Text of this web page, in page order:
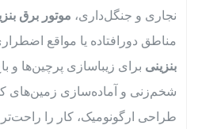
نجاری و جنگل‌داری، موتور برق
مناطق دورافتاده یا مواقع
بنزینی برای زیباسازی پرچین‌ها و
شخم‌زنی و آماده‌سازی زمین‌های
طراحی ارگونومیک، کار را